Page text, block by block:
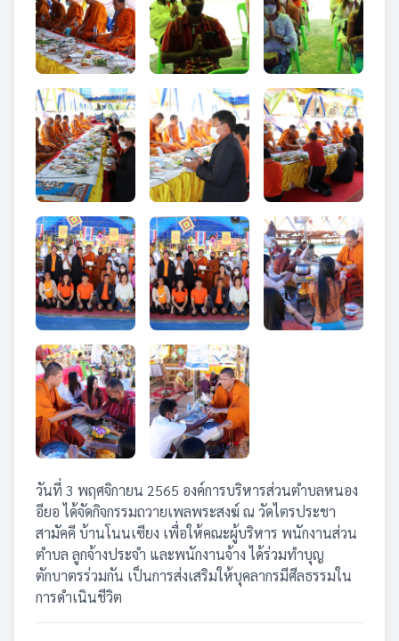
วันที่ 3 พฤศจิกายน 2565 องค์การบริหารส่วนตำบลหนอง
อียอ ได้จัดกิจกรรมถวายเพลพระสงฆ์ ณ วัดไตรประชา
สามัคคี บ้านโนนเซียง เพื่อให้คณะผู้บริหาร พนักงานส่วน
ตำบล ลูกจ้างประจำ และพนักงานจ้าง ได้ร่วมทำบุญ
ตักบาตรร่วมกัน เป็นการส่งเสริมให้บุคลากรมีศีลธรรมใน
การดำเนินชีวิต